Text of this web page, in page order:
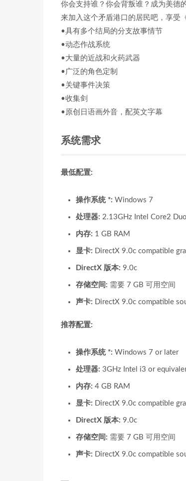
你会支持谁？你会背叛谁？成为美德
来加入这个矛盾港口的居民吧，享受
•具有多个结局的分支故事情节
•动态作战系统
•大量的近战和火药武器
•广泛的角色定制
•关键事件决策
•收集剑
•原创日语画外音，配英文字幕
系统需求
最低配置:
操作系统 *: Windows 7
处理器: 2.13GHz Intel Core2
内存: 1 GB RAM
显卡: DirectX 9.0c compatible
DirectX 版本: 9.0c
存储空间: 需要 7 GB 可用空间
声卡: DirectX 9.0c compatible
推荐配置:
操作系统 *: Windows 7 or later
处理器: 3GHz Intel i3 or
内存: 4 GB RAM
显卡: DirectX 9.0c compatible
DirectX 版本: 9.0c
存储空间: 需要 7 GB 可用空间
声卡: DirectX 9.0c compatible